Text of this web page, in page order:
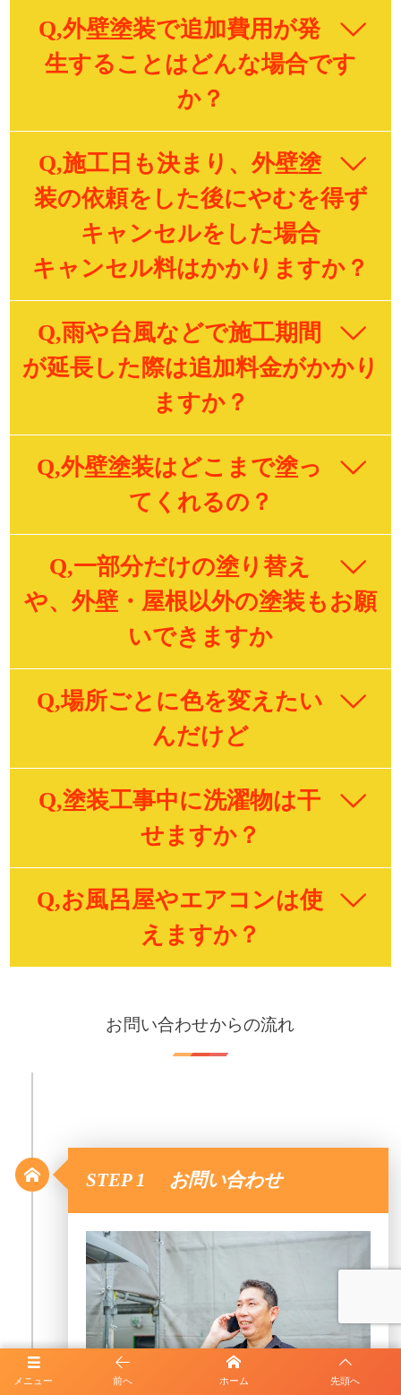
Q,外壁塗装で追加費用が発
生することはどんな場合です
か？
Q,施工日も決まり、外壁塗
装の依頼をした後にやむを得ず
キャンセルをした場合
キャンセル料はかかりますか？
Q,雨や台風などで施工期間
が延長した際は追加料金がかかり
ますか？
Q,外壁塗装はどこまで塗っ
てくれるの？
Q,一部分だけの塗り替え
や、外壁・屋根以外の塗装もお願
いできますか
Q,場所ごとに色を変えたい
んだけど
Q,塗装工事中に洗濯物は干
せますか？
Q,お風呂屋やエアコンは使
えますか？
お問い合わせからの流れ
STEP 1 お問い合わせ
メニュー 前へ ホーム 先頭へ